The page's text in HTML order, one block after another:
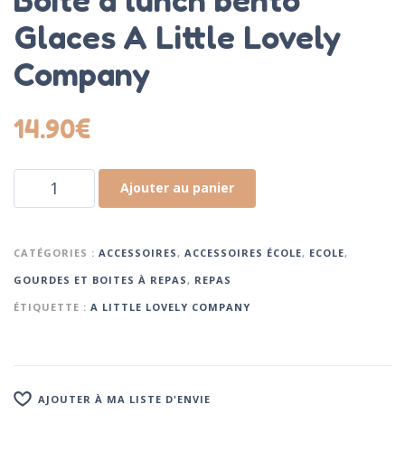
Glaces A Little Lovely
Company
14.90€
Ajouter au panier
CATÉGORIES : ACCESSOIRES , ACCESSOIRES ÉCOLE, ECOLE,
GOURDES ET BOITES À REPAS , REPAS
ÉTIQUETTE : A LITTLE LOVELY COMPANY
AJOUTER À MA LISTE D'ENVIE